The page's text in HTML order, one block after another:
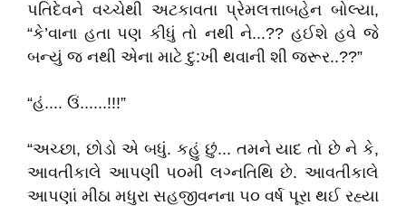
પતિદેવને વચ્ચેથી અટકાવતા પ્રેમલત્તાબહેન બોલ્યા,
“કે’વાના હતા પણ કીધું તો નથી ને...?? હઈશે હવે જે
બન્યું જ નથી એના માટે દુ:ખી થવાની શી જરૂર..??”
“હં.... ઉં......!!!”
“અચ્છા, છોડો એ બધું. કહું છું... તમને યાદ તો છે ને કે,
આવતીકાલે આપણી ૫૦મી લગ્નતિથિ છે. આવતીકાલે
આપણાં મીઠા મધુરા સહજીવનના ૫૦ વર્ષ પૂરા થઈ રહ્યા